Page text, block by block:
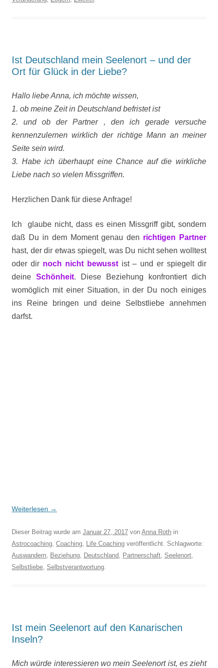
Ist Deutschland mein Seelenort – und der
Ort für Glück in der Liebe?
Hallo liebe Anna, ich möchte wissen,
1. ob meine Zeit in Deutschland befristet ist
2. und ob der Partner , den ich gerade versuche
kennenzulernen wirklich der richtige Mann an meiner
Seite sein wird.
3. Habe ich überhaupt eine Chance auf die wirkliche
Liebe nach so vielen Missgriffen.
Herzlichen Dank für diese Anfrage!
Ich glaube nicht, dass es einen Missgriff gibt, sondern
daß Du in dem Moment genau den richtigen Partner
hast, der dir etwas spiegelt, was Du nicht sehen wolltest
oder dir noch nicht bewusstist – und er spiegelt dir
deine Schönheit. Diese Beziehung konfrontiert dich
womöglich mit einer Situation, in der Du noch einiges
ins Reine bringen und deine Selbstliebe annehmen
darfst.
Weiterlesen →
Dieser Beitrag wurde am Januar 27, 2017 von Anna Roth in
Astrocoaching, Coaching, Life Coaching veröffentlicht. Schlagworte:
Auswandern, Beziehung, Deutschland, Partnerschaft, Seelenort,
Selbstliebe, Selbstverantwortung.
Ist mein Seelenort auf den Kanarischen
Inseln?
Mich würde interessieren wo mein Seelenort ist, es zieht